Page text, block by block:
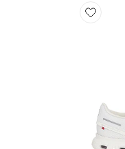
Favorite